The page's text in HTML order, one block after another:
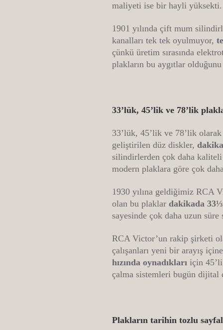
maliyeti ise bir hayli yüksekti.
1901 yılında çift mum
kanalları tek tek oyulmuyor,
çünkü üretim sırasında
plakların bu aygıtlar
33’lük, 45’lik ve 78’lik
33’lük, 45’lik ve 78’lik
geliştirilen düz diskler,
silindirlerden çok daha kaliteli
modern plaklara göre çok
1930 yılına geldiğimiz RCA
olan bu plaklar dakikada
sayesinde çok daha uzun
RCA Victor’un rakip şirketi
çalışanları yeni bir arayış
hızında oynadıkları için
çalma sistemleri bugün dijital
Plakların tarihin tozlu